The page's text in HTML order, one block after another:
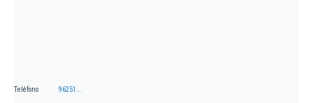
Teléfono 96251...